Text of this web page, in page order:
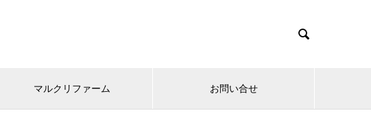

マルクリファーム お問い合せ